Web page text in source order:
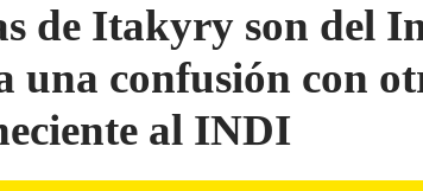
de Itakyry son del
una confusión con
al INDI